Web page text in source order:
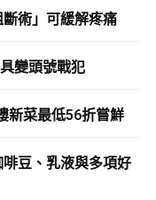
術」可緩解疼痛
變頭號戰犯
新菜最低56折嘗鮮
豆、乳液與多項好